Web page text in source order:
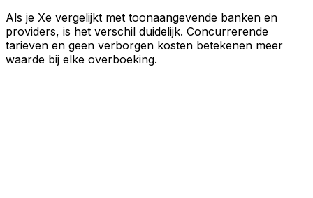
Als je Xe vergelijkt met toonaangevende banken en
providers, is het verschil duidelijk. Concurrerende
tarieven en geen verborgen kosten betekenen meer
waarde bij elke overboeking.